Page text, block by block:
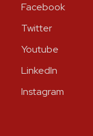
Facebook
Twitter
Youtube
LinkedIn
Instagram